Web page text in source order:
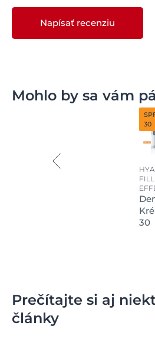
Napísať recenziu
Mohlo by sa vám
30
30
Prečítajte si aj
články